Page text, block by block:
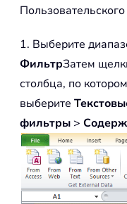
1. Выберите
ФильтрЗатем
столбца, по
выберите
фильтры >